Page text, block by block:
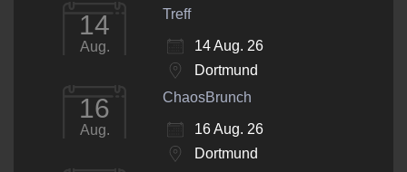
14
Aug.
Treff
14 Aug. 26
Dortmund
16
Aug.
ChaosBrunch
16 Aug. 26
Dortmund